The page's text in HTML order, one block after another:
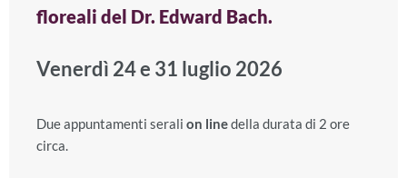
floreali del Dr. Edward Bach.
Venerdì 24 e 31 luglio 2026
Due appuntamenti serali on linedella durata di 2 ore
circa.